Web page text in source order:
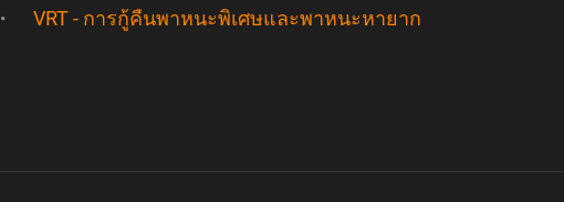
VRT - การกู้คืนพาหนะพิเศษและพาหนะหายาก